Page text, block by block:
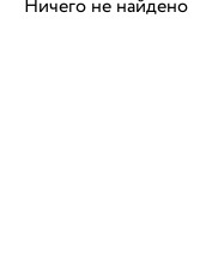
Ничего не найдено